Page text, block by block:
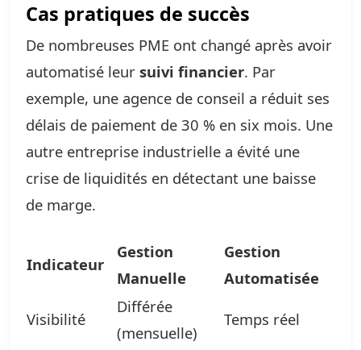
Cas pratiques de succès
De nombreuses PME ont changé après avoir
automatisé leur suivi financier. Par
exemple, une agence de conseil a réduit ses
délais de paiement de 30 % en six mois. Une
autre entreprise industrielle a évité une
crise de liquidités en détectant une baisse
de marge.
Indicateur
Gestion
Manuelle
Gestion
Automatisée
Visibilité
Différée
(mensuelle)
Temps réel